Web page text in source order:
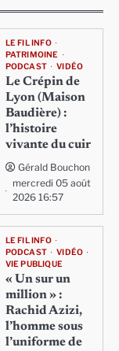
LE FIL INFO
PATRIMOINE
PODCAST
VIDÉO
Le Crépin de
Lyon (Maison
Baudière) :
l’histoire
vivante du cuir
Gérald Bouchon
mercredi 05 août
2026 16:57
LE FIL INFO
PODCAST
VIDÉO
VIE PUBLIQUE
« Un sur un
million » :
Rachid Azizi,
l’homme sous
l’uniforme de